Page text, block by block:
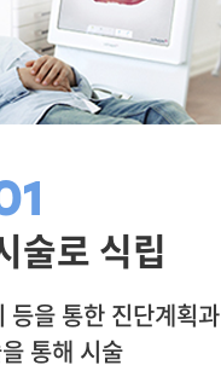
술로 식립
등을 통한 진단계획과
통해 시술